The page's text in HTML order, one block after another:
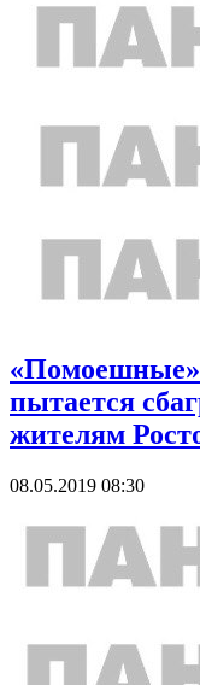
пытается
жителям
08.05.2019 08:30